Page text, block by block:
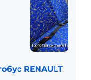
RENAULT